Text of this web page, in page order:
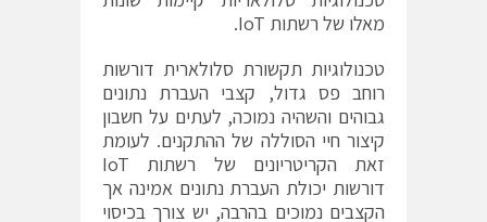
מאלו של רשתות IoT.
טכנולוגיות תקשורת סלולארית דורשות
רוחב פס גדול, קצבי העברת נתונים
גבוהים והשהיה נמוכה, לעתים על חשבון
קיצור חיי הסוללה של ההתקנים. לעומת
זאת הקריטריונים של רשתות IoT
דורשות יכולת העברת נתונים אמינה אך
הקצבים נמוכים בהרבה, יש צורך בכיסוי